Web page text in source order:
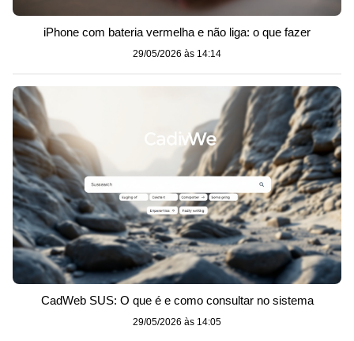
iPhone com bateria vermelha e não liga: o que fazer
29/05/2026 às 14:14
CadWeb SUS: O que é e como consultar no sistema
29/05/2026 às 14:05